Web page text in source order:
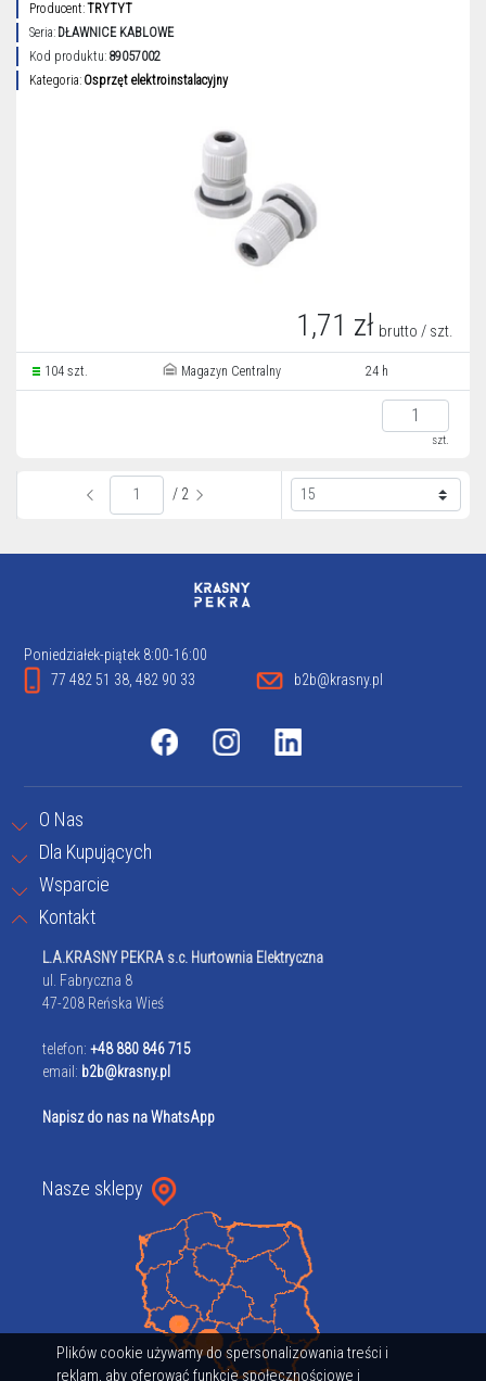
Plików cookie używamy do spersonalizowania treści i
reklam, aby oferować funkcje społecznościowe i
Producent:TRYTYT
Seria: DŁAWNICE KABLOWE
Kod produktu: 89057002
Kategoria: Osprzęt elektroinstalacyjny
1,71 zł brutto / szt.
104 szt. Magazyn Centralny 24 h
szt.
/ 2
Poniedziałek-piątek 8:00-16:00
77 482 51 38, 482 90 33
b2b@krasny.pl
O Nas
Dla Kupujących
Wsparcie
Kontakt
L.A.KRASNY PEKRA s.c. Hurtownia Elektryczna
ul. Fabryczna 8
47-208 Reńska Wieś
telefon: +48 880 846 715
email: b2b@krasny.pl
Napisz do nas na WhatsApp
Nasze sklepy